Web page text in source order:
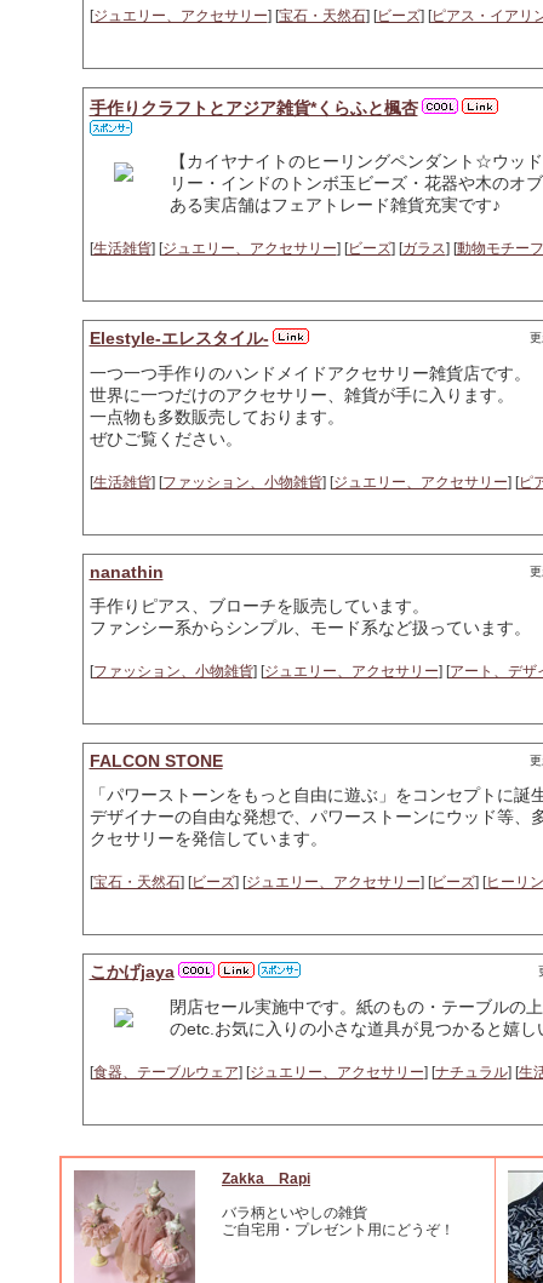
[ジュエリー、アクセサリー] [宝石・天然石] [ビーズ] [ピアス・イアリ
手作りクラフトとアジア雑貨*くらふと楓杏
【カイヤナイトのヒーリングペンダント☆ウッ
リー・インドのトンボ玉ビーズ・花器や木のオ
ある実店舗はフェアトレード雑貨充実です♪
[生活雑貨] [ジュエリー、アクセサリー] [ビーズ] [ガラス] [動物モチーフ
Elestyle-エレスタイル-
一つ一つ手作りのハンドメイドアクセサリー雑貨店です。
世界に一つだけのアクセサリー、雑貨が手に入ります。
一点物も多数販売しております。
ぜひご覧ください。
[生活雑貨] [ファッション、小物雑貨] [ジュエリー、アクセサリー] [ピ
nanathin
手作りピアス、ブローチを販売しています。
ファンシー系からシンプル、モード系など扱っています。
[ファッション、小物雑貨] [ジュエリー、アクセサリー] [アート、デザ
FALCON STONE
「パワーストーンをもっと自由に遊ぶ」をコンセプトに
デザイナーの自由な発想で、パワーストーンにウッド等、
クセサリーを発信しています。
[宝石・天然石] [ビーズ] [ジュエリー、アクセサリー] [ビーズ] [ヒーリ
こかげjaya
閉店セール実施中です。紙のもの・テーブルの
のetc.お気に入りの小さな道具が見つかると嬉し
[食器、テーブルウェア] [ジュエリー、アクセサリー] [ナチュラル] [生
Zakka Rapi
バラ柄といやしの雑貨
ご自宅用・プレゼント用にどうぞ！